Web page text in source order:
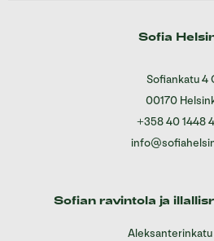
Sofia
Sofiankatu 4
00170
+358 40 1448
Sofian ravintola ja
Aleksanterinkatu